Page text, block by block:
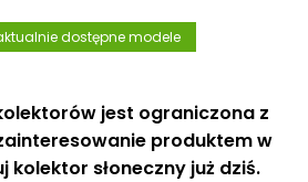
dostępne modele
jest ograniczona z
produktem w
kolektor słoneczny już dziś.